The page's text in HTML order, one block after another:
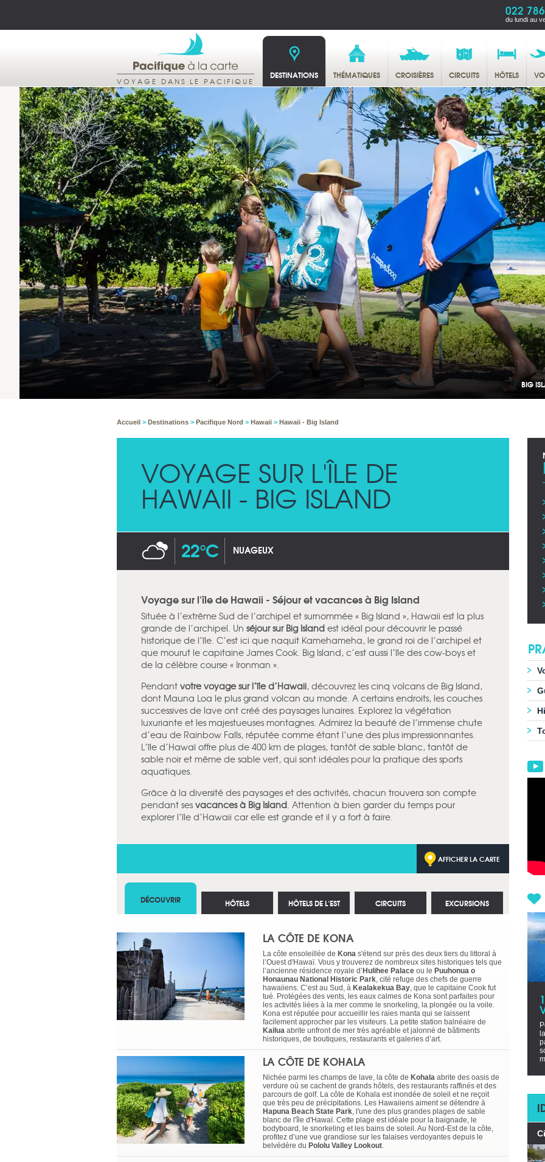
022
du lundi au
VOYAGE DANS LE PACIFIQUE
DESTINATIONS THÉMATIQUES CROISIÈRES CIRCUITS HÔTELS
BIG ISLAND -
Accueil > Destinations > Pacifique Nord > Hawaii > Hawaii - Big Island
VOYAGE SUR L'ÎLE DE
HAWAII - BIG ISLAND
22°C NUAGEUX
Voyage sur l'île de Hawaii - Séjour et vacances à Big Island
Située à l’extrême Sud de l’archipel et surnommée « Big Island », Hawaii est la plus
grande de l’archipel. Un séjour sur Big Island est idéal pour découvrir le passé
historique de l’île. C’est ici que naquit Kamehameha, le grand roi de l’archipel et
que mourut le capitaine James Cook. Big Island, c’est aussi l’île des cow-boys et
de la célèbre course « Ironman ».
Pendant votre voyage sur l’île d’Hawaii, découvrez les cinq volcans de Big Island,
dont Mauna Loa le plus grand volcan au monde. A certains endroits, les couches
successives de lave ont créé des paysages lunaires. Explorez la végétation
luxuriante et les majestueuses montagnes. Admirez la beauté de l’immense chute
d’eau de Rainbow Falls, réputée comme étant l’une des plus impressionnantes.
L’île d’Hawaï offre plus de 400 km de plages, tantôt de sable blanc, tantôt de
sable noir et même de sable vert, qui sont idéales pour la pratique des sports
aquatiques.
Grâce à la diversité des paysages et des activités, chacun trouvera son compte
pendant ses vacances à Big Island. Attention à bien garder du temps pour
explorer l’île d’Hawaii car elle est grande et il y a fort à faire.
AFFICHER LA CARTE
DÉCOUVRIR
LA CÔTE DE KONA
La côte ensoleillée de Kona s'étend sur près des deux tiers du littoral à
l’Ouest d'Hawaï. Vous y trouverez de nombreux sites historiques tels que
l’ancienne résidence royale d’ Hulihee Palace ou le Puuhonua o
Honaunau National Historic Park, cité refuge des chefs de guerre
hawaiiens. C’est au Sud, à Kealakekua Bay, que le capitaine Cook fut
tué. Protégées des vents, les eaux calmes de Kona sont parfaites pour
les activités liées à la mer comme le snorkeling, la plongée ou la voile.
Kona est réputée pour accueillir les raies manta qui se laissent
facilement approcher par les visiteurs. La petite station balnéaire de
Kailua abrite unfront de mer très agréable et jalonné de bâtiments
historiques, de boutiques, restaurants et galeries d’art.
LA CÔTE DE KOHALA
Nichée parmi les champs de lave, la côte de Kohala abrite des oasis de
verdure où se cachent de grands hôtels, des restaurants raffinés et des
parcours de golf. La côte de Kohala est inondée de soleil et ne reçoit
que très peu de précipitations. Les Hawaiiens aiment se détendre à
Hapuna Beach State Park, l'une des plus grandes plages de sable
blanc de l'île d'Hawaï. Cette plage est idéale pour la baignade, le
bodyboard, le snorkeling et les bains de soleil. Au Nord-Est de la côte,
profitez d’une vue grandiose sur les falaises verdoyantes depuis le
belvédère du Pololu Valley Lookout.
HÔTELS HÔTELS DE L'EST CIRCUITS EXCURSIONS